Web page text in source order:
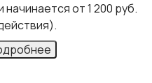
от 1 200 руб.